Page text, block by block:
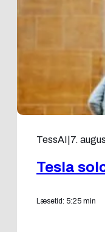
TessAI 7.
Tesla
Læsetid: 5:25 min